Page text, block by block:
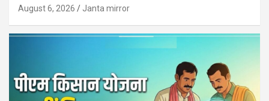
August 6, 2026 Janta mirror